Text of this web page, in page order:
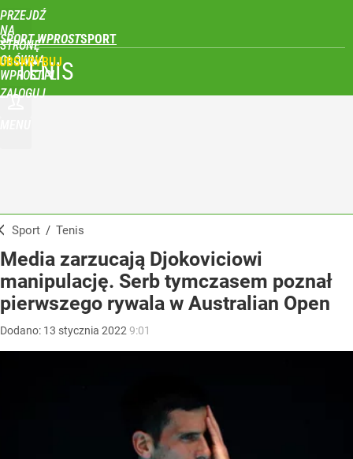
PRZEJDŹ
NA
STRONĘ
GŁÓWNĄ
WPROST.PL
SPORT WPROST
ZALOGUJ
TENIS
Sport / Tenis
Media zarzucają Djokoviciowi
manipulację. Serb tymczasem poznał
pierwszego rywala w Australian Open
Dodano: 13 stycznia 2022 9:01